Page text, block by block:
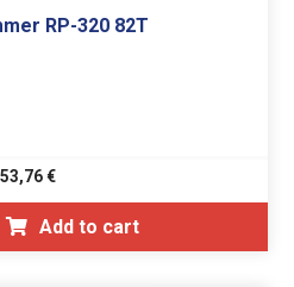
RP-320 82T
53,76€
Add to cart